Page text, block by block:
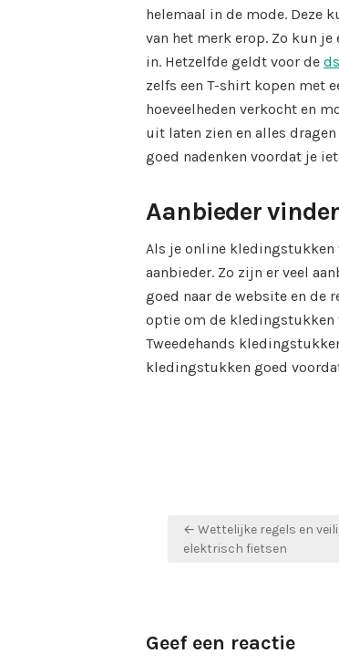
helemaal in de mode. Deze
van het merk erop. Zo kun
in. Hetzelfde geldt voor de
zelfs een T-shirt kopen met
hoeveelheden verkocht en
uit laten zien en alles
goed nadenken voordat je
Aanbieder
Als je online
aanbieder. Zo zijn er veel
goed naar de website en de
optie om de kledingstukken
Tweedehands
kledingstukken goed
Bericht
navigatie
← Wettelijke regels en
elektrisch fietsen
Geef een reactie